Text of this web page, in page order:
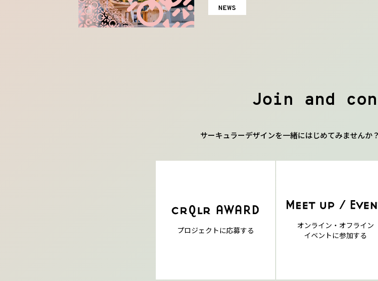
NEWS
Join and
サーキュラーデザインを一緒にはじめてみませんか
プロジェクトに応募する
オンライン・オフライン
イベントに参加する